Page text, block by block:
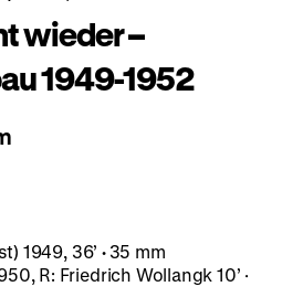
wieder –
1949-1952
1949, 36’ · 35 mm
R: Friedrich Wollangk 10’ ·